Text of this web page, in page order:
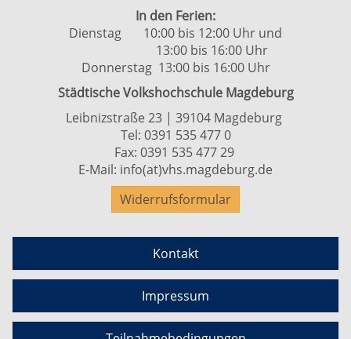
In den Ferien:
Dienstag 10:00 bis 12:00 Uhr und
13:00 bis 16:00 Uhr
Donnerstag 13:00 bis 16:00 Uhr
Städtische Volkshochschule Magdeburg
Leibnizstraße 23 | 39104 Magdeburg
Tel: 0391 535 477 0
Fax: 0391 535 477 29
E-Mail: info(at)vhs.magdeburg.de
Widerrufsformular
Kontakt
Impressum